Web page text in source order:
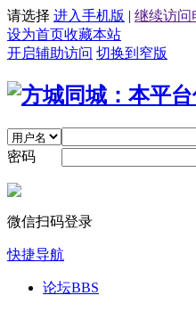
请选择 进入手机版 | 继续访问
设为首页收藏本站
开启辅助访问 切换到窄版
密码
微信扫码登录
快捷导航
论坛BBS